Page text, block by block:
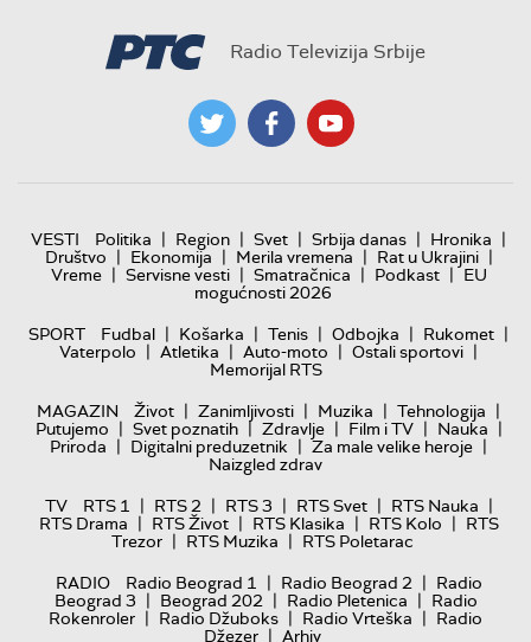
Radio Televizija Srbije
VESTI Politika | Region | Svet | Srbija danas | Hronika |
Društvo | Ekonomija | Merila vremena | Rat u Ukrajini |
Vreme | Servisne vesti | Smatračnica | Podkast | EU
mogućnosti 2026
SPORT
Fudbal | Košarka | Tenis | Odbojka | Rukomet |
Vaterpolo | Atletika | Auto-moto | Ostali sportovi |
Memorijal RTS
MAGAZIN
Život | Zanimljivosti | Muzika | Tehnologija |
Putujemo | Svet poznatih | Zdravlje | Film i TV | Nauka |
Priroda | Digitalni preduzetnik | Za male velike heroje |
Naizgled zdrav
TV
RTS 1 | RTS 2 | RTS 3 | RTS Svet | RTS Nauka |
RTS Drama | RTS Život | RTS Klasika | RTS Kolo | RTS
Trezor | RTS Muzika | RTS Poletarac
RADIO
Radio Beograd 1 | Radio Beograd 2 | Radio
Beograd 3 | Beograd 202 | Radio Pletenica | Radio
Rokenroler | Radio Džuboks | Radio Vrteška | Radio
Džezer | Arhiv